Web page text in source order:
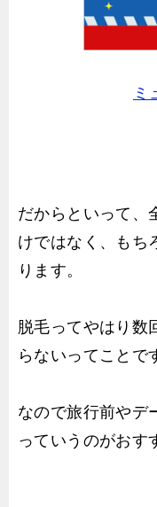
ミ
だからといって、
けではなく、もち
ります。
脱毛ってやはり数
らないってことで
なので旅行前やデ
っていうのがおす